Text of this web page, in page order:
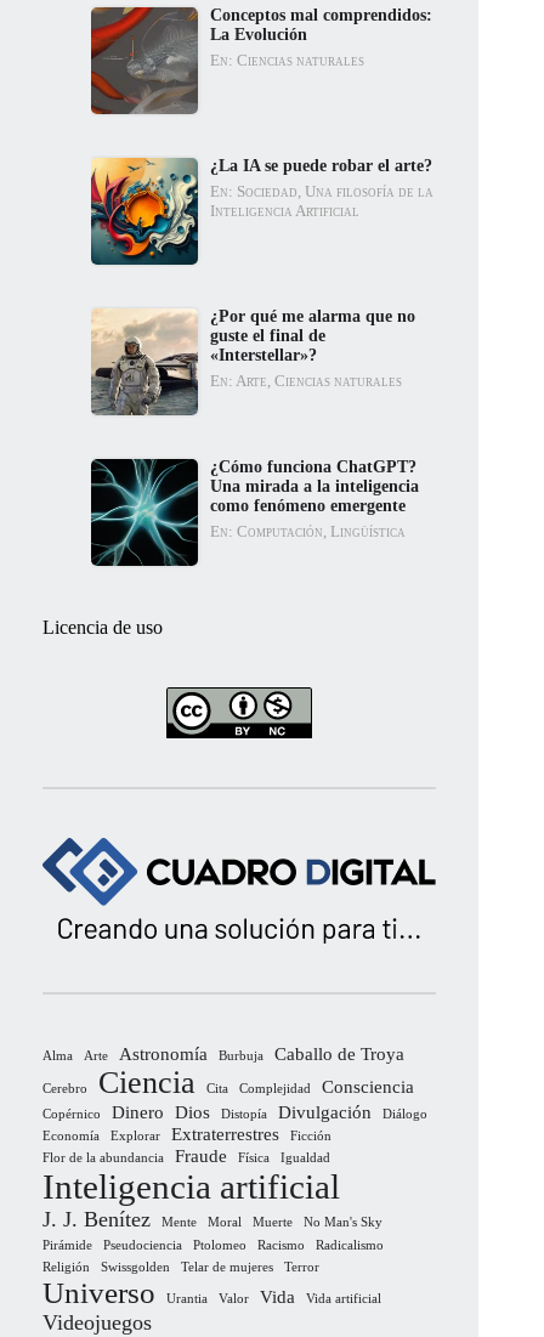
Conceptos mal comprendidos:
La Evolución
En: Ciencias naturales
¿La IA se puede robar el arte?
En: Sociedad, Una filosofía de la
Inteligencia Artificial
¿Por qué me alarma que no
guste el final de
«Interstellar»?
En: Arte, Ciencias naturales
¿Cómo funciona ChatGPT?
Una mirada a la inteligencia
como fenómeno emergente
En: Computación, Lingüística
Licencia de uso
Alma Arte Astronomía Burbuja Caballo de Troya
Cerebro Ciencia Cita Complejidad Consciencia
Copérnico Dinero Dios Distopía Divulgación
Diálogo
Economía
Explorar Extraterrestres
Ficción
Flor de la abundancia
Fraude Física Igualdad
Inteligencia artificial
J. J. Benítez Mente Moral Muerte
No Man's Sky
Pirámide
Pseudociencia Ptolomeo Racismo
Radicalismo
Religión
Swissgolden Telar de mujeres Terror
Universo Urantia Valor Vida Vida artificial
Videojuegos